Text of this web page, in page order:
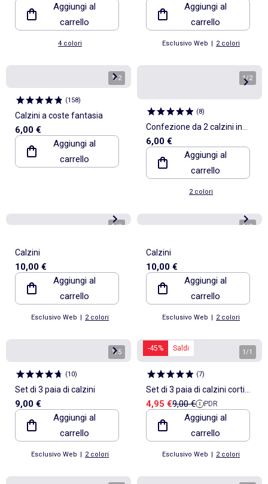
Aggiungi al
carrello
4 colori
Aggiungi al
carrello
Esclusivo Web | 2 colori
1/2
(158)
Calzini a coste fantasia
6,00 €
Aggiungi al
carrello
1/2
(8)
Confezione da 2 calzini in
maglia traforata con bordi
ondulati
6,00 €
Aggiungi al
carrello
2 colori
1/2
Calzini
10,00 €
Aggiungi al
carrello
Esclusivo Web | 2 colori
1/2
Calzini
10,00 €
Aggiungi al
carrello
Esclusivo Web | 2 colori
1/5
(10)
Set di 3 paia di calzini
9,00 €
Aggiungi al
carrello
Esclusivo Web | 2 colori
-45% Saldi 1 /1
(7)
Set di 3 paia di calzini corti
'DIM'
Prezzo di vendita
4,95 €Prezzo di riferimento
9,00 € PDR
Aggiungi al
carrello
Esclusivo Web | 2 colori